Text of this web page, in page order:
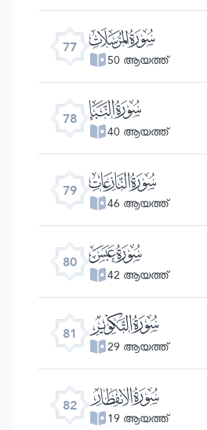
77 ﯺ
50 ആയത്ത്
78 ﯻ
40 ആയത്ത്
79 ﯼ
46 ആയത്ത്
80 ﯽ
42 ആയത്ത്
81 ﯾ
29 ആയത്ത്
82 ﯿ
19 ആയത്ത്